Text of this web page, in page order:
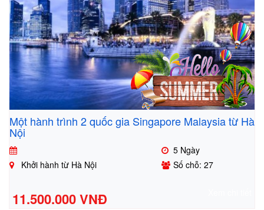
Một hành trình 2 quốc gia Singapore Malaysia từ Hà
Nội
5 Ngày
Khởi hành từ Hà Nội
Số chỗ: 27
11.500.000 VNĐ